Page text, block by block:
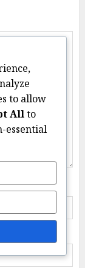
to allow
Allto
essential